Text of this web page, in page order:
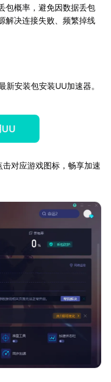
包概率，避免因数据丢包
解决连接失败、频繁掉线
安装包安装UU加速器。
对应游戏图标，畅享加速